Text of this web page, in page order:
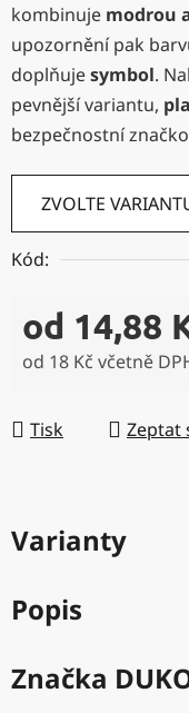
kombinuje modrou
upozornění pak
doplňujesymbol.
pevnější variantu,
bezpečnostní
ZVOLTE
Kód:
od 14,88
od 18 Kč včetně
Tisk
Zeptat
Varianty
Popis
Značka